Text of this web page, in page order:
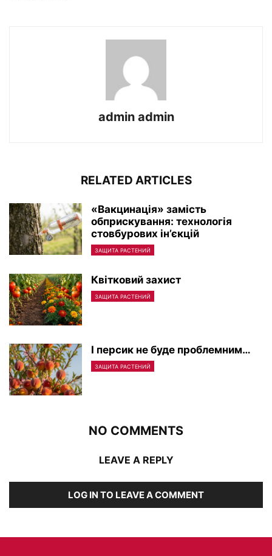
admin admin
RELATED ARTICLES
«Вакцинація» замість
обприскування: технологія
стовбурових ін’єкцій
ЗАЩИТА РАСТЕНИЙ
Квітковий захист
ЗАЩИТА РАСТЕНИЙ
І персик не буде проблемним…
ЗАЩИТА РАСТЕНИЙ
NO COMMENTS
LEAVE A REPLY
LOG IN TO LEAVE A COMMENT